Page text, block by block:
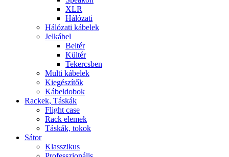
XLR
Hálózati
Hálózati kábelek
Jelkábel
Beltér
Kültér
Tekercsben
Multi kábelek
Kiegészítők
Kábeldobok
Rackek, Táskák
Flight case
Rack elemek
Táskák, tokok
Sátor
Klasszikus